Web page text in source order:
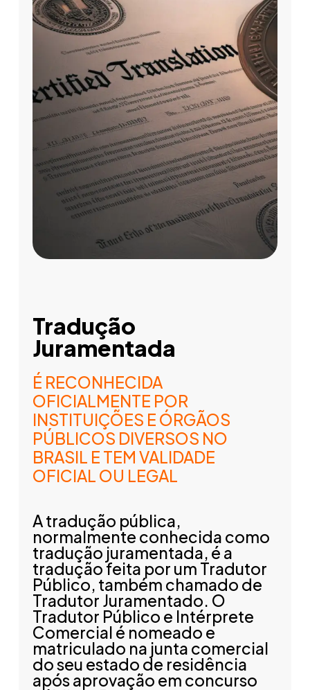
Tradução
Juramentada
É RECONHECIDA
OFICIALMENTE POR
INSTITUIÇÕES E ÓRGÃOS
PÚBLICOS DIVERSOS NO
BRASIL E TEM VALIDADE
OFICIAL OU LEGAL
A tradução pública,
normalmente conhecida como
tradução juramentada, é a
tradução feita por um Tradutor
Público, também chamado de
Tradutor Juramentado. O
Tradutor Público e Intérprete
Comercial é nomeado e
matriculado na junta comercial
do seu estado de residência
após aprovação em concurso